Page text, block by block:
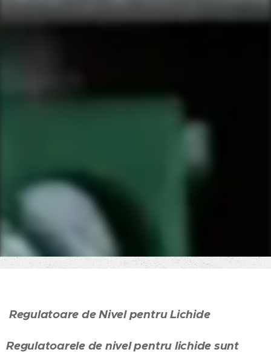
Regulatoare de Nivel pentru Lichide
Regulatoarele de nivel pentru lichide sunt